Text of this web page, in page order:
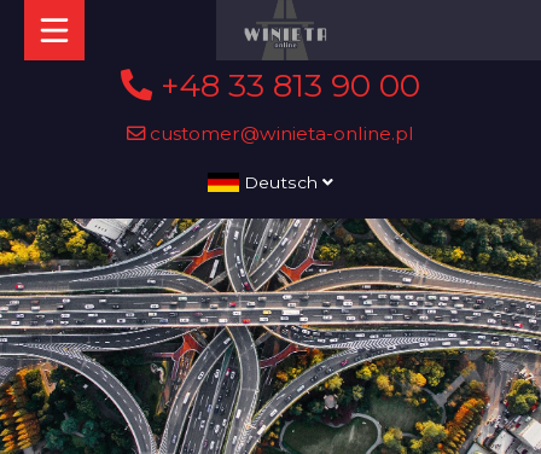
+48 33 813 90 00
customer@winieta-online.pl
Deutsch